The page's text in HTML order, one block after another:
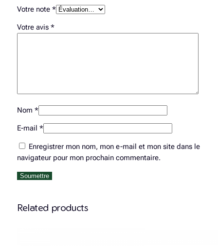
Votre note *
Votre avis *
Nom *
E-mail *
Enregistrer mon nom, mon e-mail et mon site dans le
navigateur pour mon prochain commentaire.
Related products